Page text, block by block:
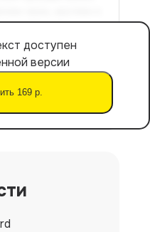
доступен
версии
169 р.